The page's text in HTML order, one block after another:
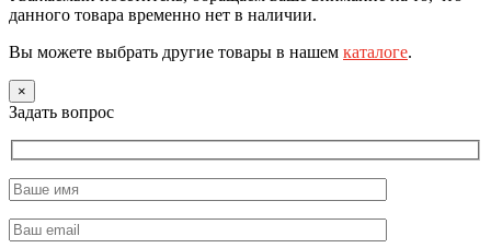
данного товара временно нет в наличии.
Вы можете выбрать другие товары в нашем каталоге.
×
Задать вопрос